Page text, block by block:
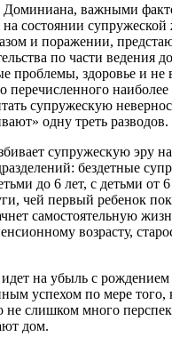
Доминиана, важными
состоянии супружеской
и поражении,
по части ведения
проблемы, здоровье и
перечисленного
супружескую
одну треть разводов.
супружескую эру
бездетные
до 6 лет, с детьми от
чей первый ребенок
самостоятельную
возрасту,
на убыль с
успехом по мере того,
не слишком много
дом.